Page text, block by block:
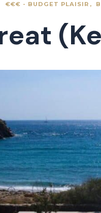
€€€ - BUDGET PLAISIR